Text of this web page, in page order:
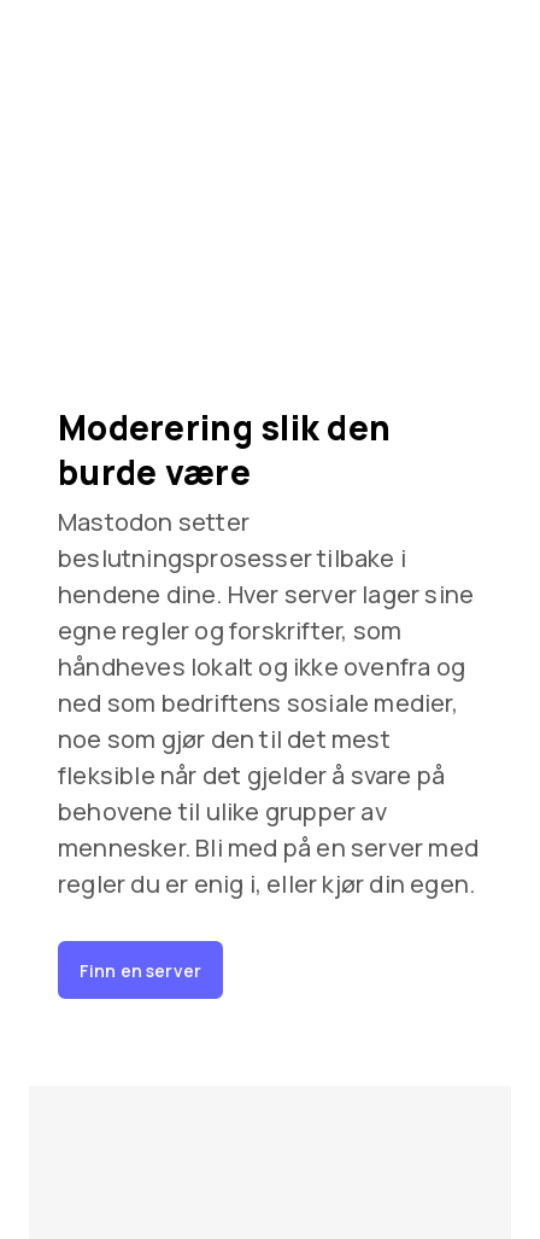
Moderering slik den
burde være
Mastodon setter
beslutningsprosesser tilbake i
hendene dine. Hver server lager sine
egne regler og forskrifter, som
håndheves lokalt og ikke ovenfra og
ned som bedriftens sosiale medier,
noe som gjør den til det mest
fleksible når det gjelder å svare på
behovene til ulike grupper av
mennesker. Bli med på en server med
regler du er enig i, eller kjør din egen.
Finn en server